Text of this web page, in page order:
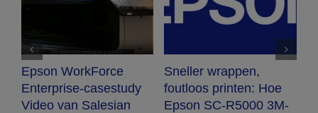
Epson WorkForce
Enterprise-casestudy
Video van Salesian
Sneller wrappen,
foutloos printen: Hoe
Epson SC-R5000 3M-